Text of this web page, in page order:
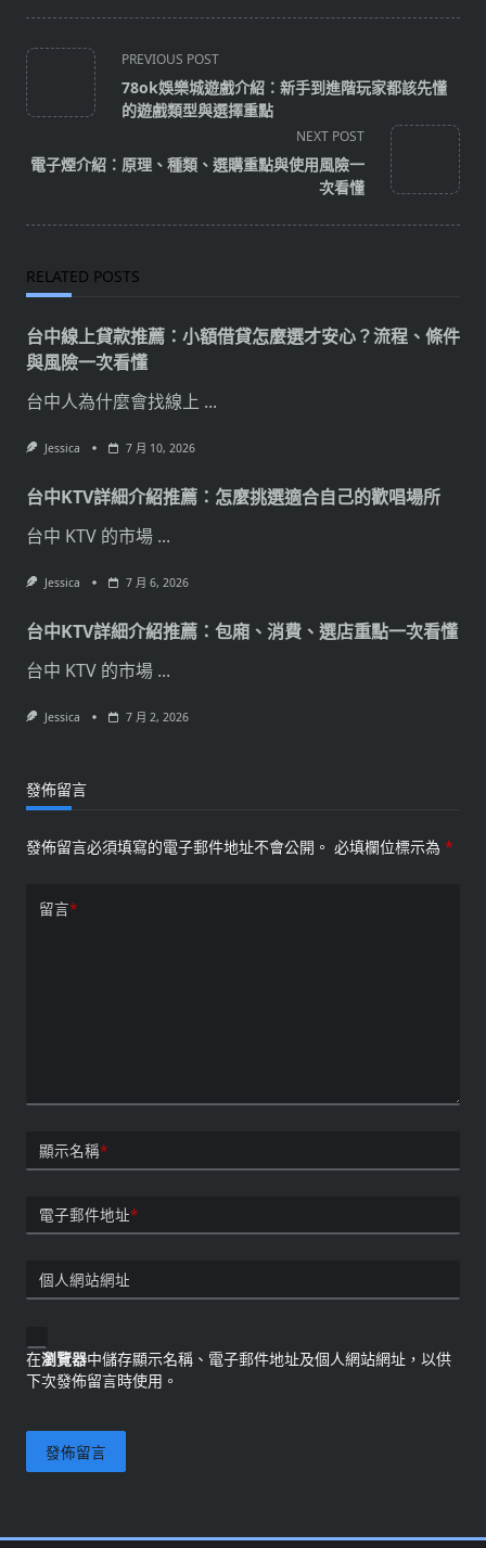
<span
class="nav-
subtitle
reader-
PREVIOUS POST
78ok娛樂城遊戲介紹：新手到進階玩家都該先懂
的遊戲類型與選擇重點
NEXT POST
電子煙介紹：原理、種類、選購重點與使用風險一
次看懂
RELATED POSTS
台中線上貸款推薦：小額借貸怎麼選才安心？流程、條件
與風險一次看懂
台中人為什麼會找線上 ...
Jessica 7 月 10, 2026
台中KTV詳細介紹推薦：怎麼挑選適合自己的歡唱場所
台中 KTV 的市場 ...
Jessica 7 月 6, 2026
台中KTV詳細介紹推薦：包廂、消費、選店重點一次看懂
台中 KTV 的市場 ...
Jessica 7 月 2, 2026
發佈留言
發佈留言必須填寫的電子郵件地址不會公開。 必填欄位標示為 *
留言*
顯示名稱*
電子郵件地址*
個人網站網址
在瀏覽器中儲存顯示名稱、電子郵件地址及個人網站網址，以供
下次發佈留言時使用。